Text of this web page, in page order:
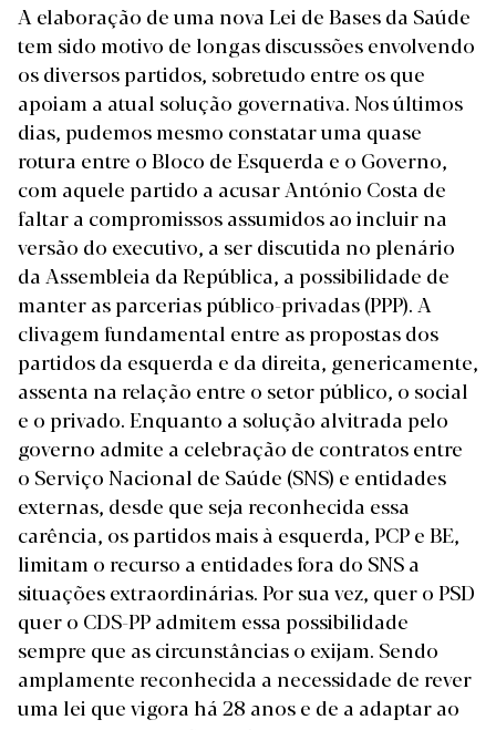
A elaboração de uma nova Lei de Bases da Saúde
tem sido motivo de longas discussões envolvendo
os diversos partidos, sobretudo entre os que
apoiam a atual solução governativa. Nos últimos
dias, pudemos mesmo constatar uma quase
rotura entre o Bloco de Esquerda e o Governo,
com aquele partido a acusar António Costa de
faltar a compromissos assumidos ao incluir na
versão do executivo, a ser discutida no plenário
da Assembleia da República, a possibilidade de
manter as parcerias público-privadas (PPP). A
clivagem fundamental entre as propostas dos
partidos da esquerda e da direita, genericamente,
assenta na relação entre o setor público, o social
e o privado. Enquanto a solução alvitrada pelo
governo admite a celebração de contratos entre
o Serviço Nacional de Saúde (SNS) e entidades
externas, desde que seja reconhecida essa
carência, os partidos mais à esquerda, PCP e BE,
limitam o recurso a entidades fora do SNS a
situações extraordinárias. Por sua vez, quer o PSD
quer o CDS-PP admitem essa possibilidade
sempre que as circunstâncias o exijam. Sendo
amplamente reconhecida a necessidade de rever
uma lei que vigora há 28 anos e de a adaptar ao